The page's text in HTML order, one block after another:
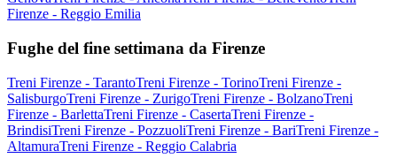
Firenze - Reggio Emilia
Fughe del fine settimana da Firenze
Treni Firenze - TarantoTreni Firenze - TorinoTreni Firenze -
SalisburgoTreni Firenze - ZurigoTreni Firenze - BolzanoTreni
Firenze - BarlettaTreni Firenze - CasertaTreni Firenze -
BrindisiTreni Firenze - PozzuoliTreni Firenze - BariTreni Firenze -
AltamuraTreni Firenze - Reggio Calabria